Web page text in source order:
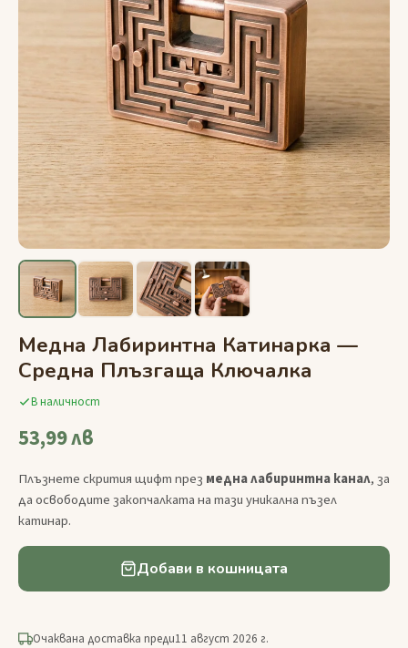
Медна Лабиринтна Катинарка —
Средна Плъзгаща Ключалка
В наличност
53,99 лв
Плъзнете скрития щифт през медна лабиринтна канал, за
да освободите закопчалката на тази уникална пъзел
катинар.
Добави в кошницата
Очаквана доставка преди11 август 2026 г.